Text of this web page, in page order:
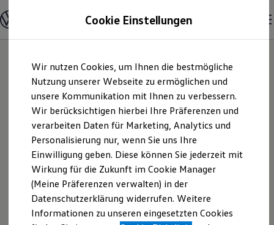
Hauptinhalt
springen
Footer
springen
Modelle und Konfigurator
Konfigurator
Modelle vergleichen
Elektroautos
ENERGY Sondermodelle
Nutzfahrzeuge
SUV und CUV
Familienautos
Kombis
Kompaktwagen
Sportwagen
Schnell verfügbare Fahrzeuge
Angebote und Produkte
Aktuelle Angebote
E-Auto-Förderung
Volkswagen Marktplatz
Die ENERGY Sondermodelle
Autohaus Heil
GmbH & Co. KG |
Impressum &
Rechtliches
Cookie Einstellungen
Wir nutzen Cookies, um Ihnen die bestmögliche
Nutzung unserer Webseite zu ermöglichen und
unsere Kommunikation mit Ihnen zu verbessern.
Wir berücksichtigen hierbei Ihre Präferenzen und
verarbeiten Daten für Marketing, Analytics und
Personalisierung nur, wenn Sie uns Ihre
Einwilligung geben. Diese können Sie jederzeit mit
Wirkung für die Zukunft im Cookie Manager
(Meine Präferenzen verwalten) in der
Datenschutzerklärung widerrufen. Weitere
Informationen zu unseren eingesetzten Cookies